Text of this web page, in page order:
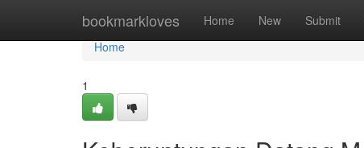
bookmarkloves Home New Submit
Home
Home
1